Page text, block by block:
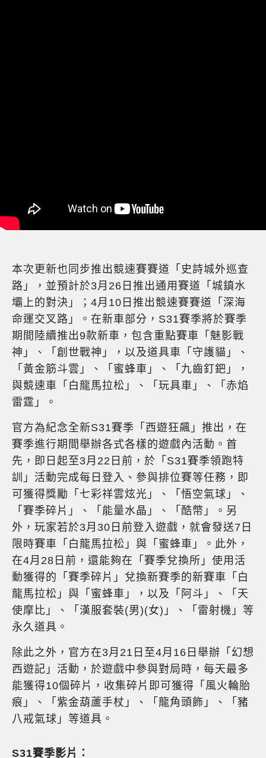
本次更新也同步推出競速賽賽道「史詩城外巡查
路」，並預計於3月26日推出通用賽道「城鎮水
壩上的對決」；4月10日推出競速賽賽道「深海
命運交叉路」。在新車部分，S31賽季將於賽季
期間陸續推出9款新車，包含重點賽車「魅影戰
神」、「創世戰神」，以及道具車「守護貓」、
「黃金筋斗雲」、「蜜蜂車」、「九齒釘鈀」，
與競速車「白龍馬拉松」、「玩具車」、「赤焰
雷霆」。
官方為紀念全新S31賽季「西遊狂飆」推出，在
賽季進行期間舉辦各式各樣的遊戲內活動。首
先，即日起至3月22日前，於「S31賽季領跑特
訓」活動完成每日登入、參與排位賽等任務，即
可獲得獎勵「七彩祥雲炫光」、「悟空氣球」、
「賽季碎片」、「能量水晶」、「酷幣」。另
外，玩家若於3月30日前登入遊戲，就會發送7日
限時賽車「白龍馬拉松」與「蜜蜂車」。此外，
在4月28日前，還能夠在「賽季兌換所」使用活
動獲得的「賽季碎片」兌換新賽季的新賽車「白
龍馬拉松」與「蜜蜂車」，以及「阿斗」、「天
使摩比」、「漢服套裝(男)(女)」、「雷射機」等
永久道具。
除此之外，官方在3月21日至4月16日舉辦「幻想
西遊記」活動，於遊戲中參與對局時，每天最多
能獲得10個碎片，收集碎片即可獲得「風火輪胎
痕」、「紫金葫蘆手杖」、「龍角頭飾」、「豬
八戒氣球」等道具。
S31賽季影片：